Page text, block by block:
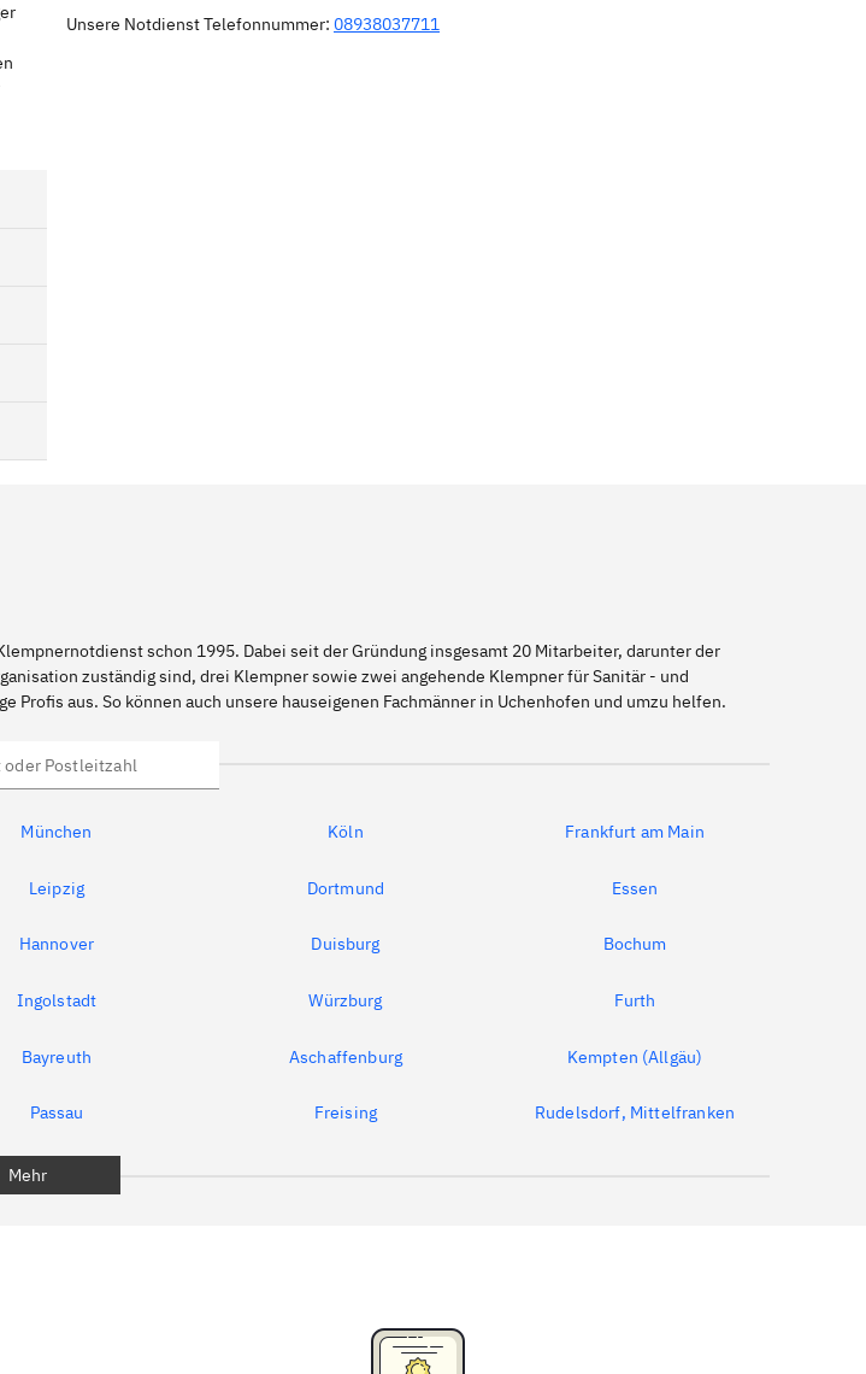
Unsere Notdienst Telefonnummer: 08938037711
schon 1995. Dabei seit der Gründung insgesamt 20 Mitarbeiter, darunter der
zuständig sind, drei Klempner sowie zwei angehende Klempner für Sanitär - und
aus. So können auch unsere hauseigenen Fachmänner in Uchenhofen und umzu helfen.
München Köln Frankfurt am Main
Leipzig Dortmund Essen
Hannover Duisburg Bochum
Ingolstadt Würzburg Furth
Bayreuth Aschaffenburg Kempten (Allgäu)
Passau Freising Rudelsdorf, Mittelfranken
Mehr